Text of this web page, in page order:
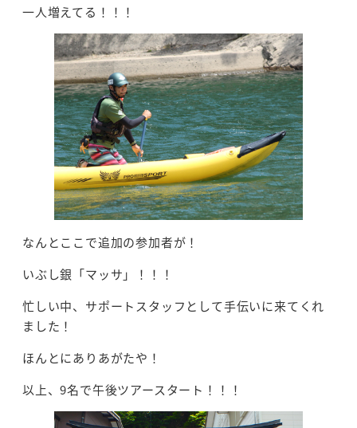
一人増えてる！！！
なんとここで追加の参加者が！
いぶし銀「マッサ」！！！
忙しい中、サポートスタッフとして手伝いに来てくれ
ました！
ほんとにありあがたや！
以上、9名で午後ツアースタート！！！